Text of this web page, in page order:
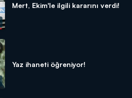
Mert, Ekim'le ilgili kararını verdi!
Yaz ihaneti öğreniyor!